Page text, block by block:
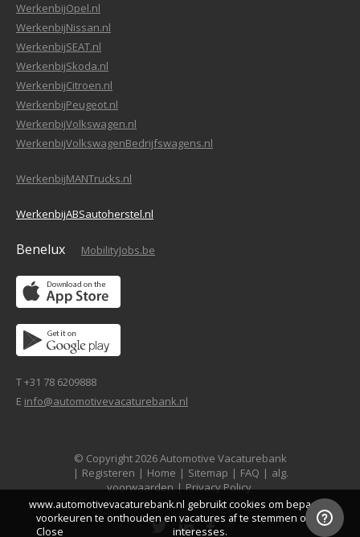
WerkenbijOpel.nl
WerkenbijNissan.nl
WerkenbijSEAT.nl
WerkenbijSkoda.nl
WerkenbijCitroen.nl
WerkenbijPeugeot.nl
WerkenbijVolkswagen.nl
WerkenbijVolkswagenBedrijfswagens.nl
WerkenbijMANTrucks.nl
WerkenbijABSautoherstel.nl
Benelux MobilityJobs.be
T +31 78 6209888
E info@automotivevacaturebank.nl
© Copyright 2026 Automotive Vacaturebank
| Registeren | Home | Sitemap | FAQ | alg.
voorwaarden | Privacy Policy
www.automotivevacaturebank.nl gebruikt cookies om bepaalde
voorkeuren te onthouden en vacatures af te stemmen op je
interesses.
Close